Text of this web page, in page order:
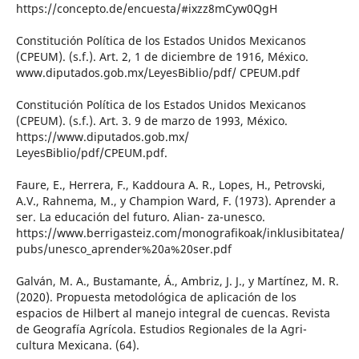
https://concepto.de/encuesta/#ixzz8mCyw0QgH
Constitución Política de los Estados Unidos Mexicanos
(CPEUM). (s.f.). Art. 2, 1 de diciembre de 1916, México.
www.diputados.gob.mx/LeyesBiblio/pdf/ CPEUM.pdf
Constitución Política de los Estados Unidos Mexicanos
(CPEUM). (s.f.). Art. 3. 9 de marzo de 1993, México.
https://www.diputados.gob.mx/
LeyesBiblio/pdf/CPEUM.pdf.
Faure, E., Herrera, F., Kaddoura A. R., Lopes, H., Petrovski,
A.V., Rahnema, M., y Champion Ward, F. (1973). Aprender a
ser. La educación del futuro. Alian- za-unesco.
https://www.berrigasteiz.com/monografikoak/inklusibitatea/
pubs/unesco_aprender%20a%20ser.pdf
Galván, M. A., Bustamante, Á., Ambriz, J. J., y Martínez, M. R.
(2020). Propuesta metodológica de aplicación de los
espacios de Hilbert al manejo integral de cuencas. Revista
de Geografía Agrícola. Estudios Regionales de la Agri-
cultura Mexicana. (64).